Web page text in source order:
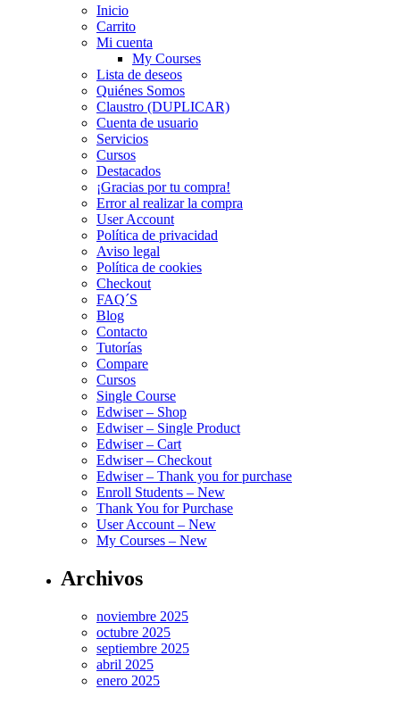
Inicio
Carrito
Mi cuenta
My Courses
Lista de deseos
Quiénes Somos
Claustro (DUPLICAR)
Cuenta de usuario
Servicios
Cursos
Destacados
¡Gracias por tu compra!
Error al realizar la compra
User Account
Política de privacidad
Aviso legal
Política de cookies
Checkout
FAQ´S
Blog
Contacto
Tutorías
Compare
Cursos
Single Course
Edwiser – Shop
Edwiser – Single Product
Edwiser – Cart
Edwiser – Checkout
Edwiser – Thank you for purchase
Enroll Students – New
Thank You for Purchase
User Account – New
My Courses – New
Archivos
noviembre 2025
octubre 2025
septiembre 2025
abril 2025
enero 2025